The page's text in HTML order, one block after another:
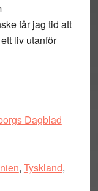
får jag tid att
liv utanför
Dagblad
, Tyskland,